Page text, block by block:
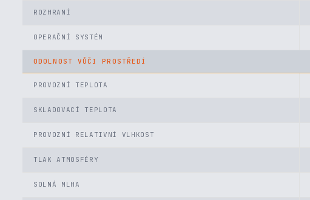
ROZHRANÍ
OPERAČNÍ SYSTÉM
ODOLNOST VŮČI PROSTŘEDÍ
PROVOZNÍ TEPLOTA
SKLADOVACÍ TEPLOTA
PROVOZNÍ RELATIVNÍ VLHKOST
TLAK ATMOSFÉRY
SOLNÁ MLHA